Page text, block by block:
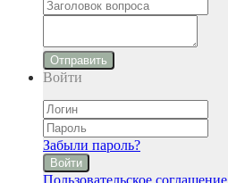
Отправить
Войти
Забыли пароль?
Войти
Пользовательское соглашение